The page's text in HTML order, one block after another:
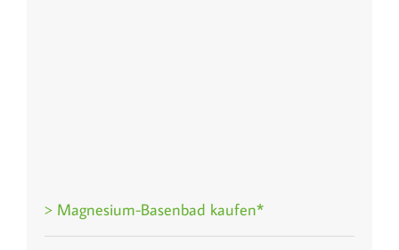
> Magnesium-Basenbad kaufen*